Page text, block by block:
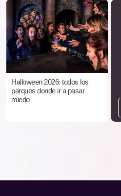
Halloween 2026: todos los
parques donde ir a pasar
miedo